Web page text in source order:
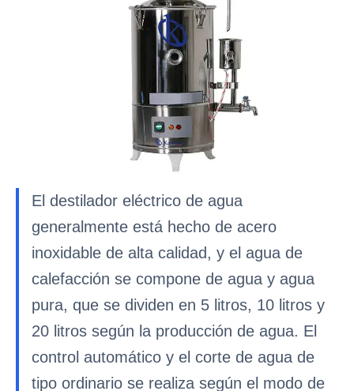
El destilador eléctrico de agua
generalmente está hecho de acero
inoxidable de alta calidad, y el agua de
calefacción se compone de agua y agua
pura, que se dividen en 5 litros, 10 litros y
20 litros según la producción de agua. El
control automático y el corte de agua de
tipo ordinario se realiza según el modo de